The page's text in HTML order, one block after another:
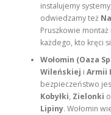
instalujemy
odwiedzamy też
Pruszkowie montaż
każdego, kto kręci
Wołomin (Oaza
Wileńskiej i Armii
bezpieczeństwo
Kobyłki, Zielonki
Lipiny. Wołomin